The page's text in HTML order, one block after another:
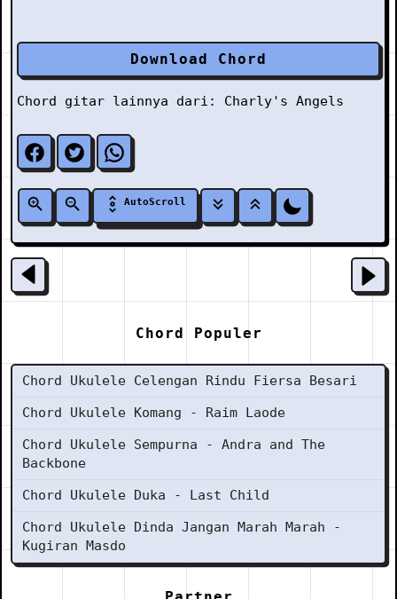
Download Chord
Chord gitar lainnya dari: Charly's Angels
AutoScroll
Chord Populer
Chord Ukulele Celengan Rindu Fiersa Besari
Chord Ukulele Komang - Raim Laode
Chord Ukulele Sempurna - Andra and The
Backbone
Chord Ukulele Duka - Last Child
Chord Ukulele Dinda Jangan Marah Marah -
Kugiran Masdo